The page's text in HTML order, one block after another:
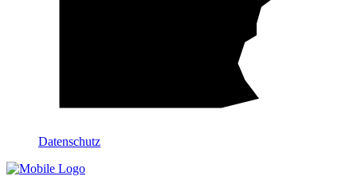
Datenschutz